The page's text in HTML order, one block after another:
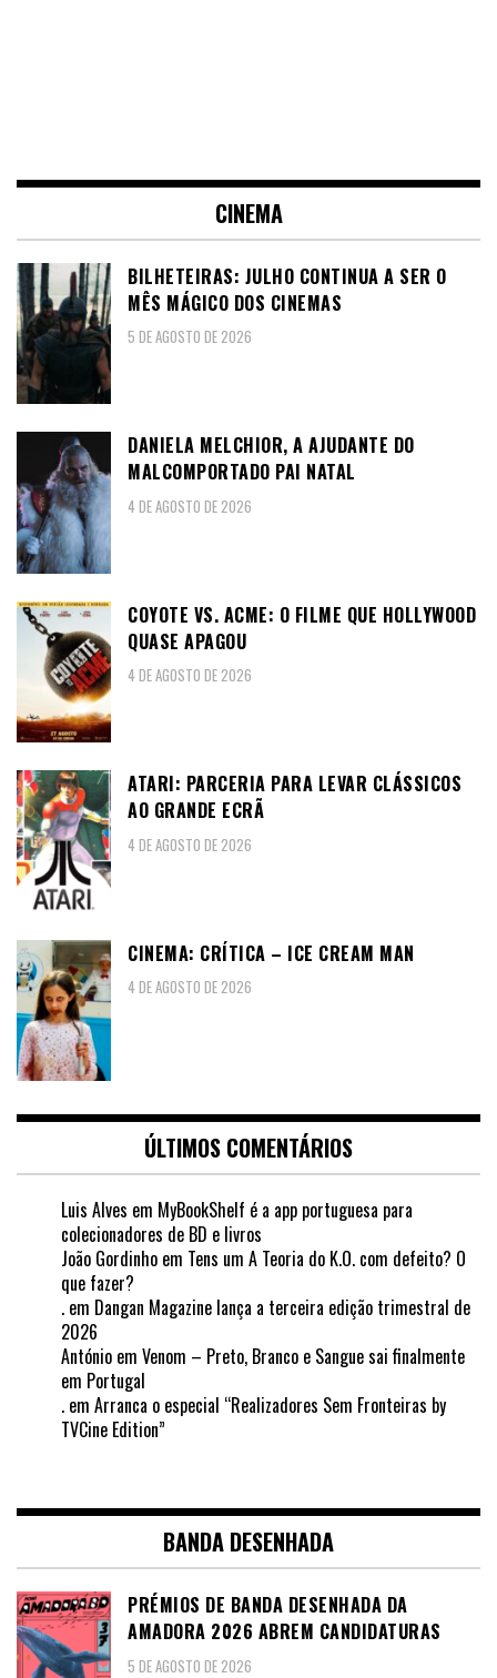
CINEMA
BILHETEIRAS: JULHO CONTINUA A SER O
MÊS MÁGICO DOS CINEMAS
5 DE AGOSTO DE 2026
DANIELA MELCHIOR, A AJUDANTE DO
MALCOMPORTADO PAI NATAL
4 DE AGOSTO DE 2026
COYOTE VS. ACME: O FILME QUE HOLLYWOOD
QUASE APAGOU
4 DE AGOSTO DE 2026
ATARI: PARCERIA PARA LEVAR CLÁSSICOS
AO GRANDE ECRÃ
4 DE AGOSTO DE 2026
CINEMA: CRÍTICA – ICE CREAM MAN
4 DE AGOSTO DE 2026
ÚLTIMOS COMENTÁRIOS
Luis Alves em MyBookShelf é a app portuguesa para
colecionadores de BD e livros
João Gordinho em Tens um A Teoria do K.O. com defeito? O
que fazer?
. em Dangan Magazine lança a terceira edição trimestral de
2026
António em Venom – Preto, Branco e Sangue sai finalmente
em Portugal
. em Arranca o especial “Realizadores Sem Fronteiras by
TVCine Edition”
BANDA DESENHADA
PRÉMIOS DE BANDA DESENHADA DA
AMADORA 2026 ABREM CANDIDATURAS
5 DE AGOSTO DE 2026